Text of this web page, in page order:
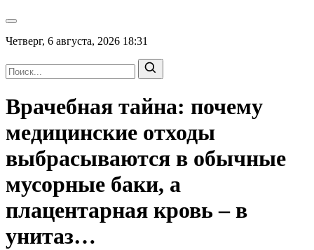
Четверг, 6 августа, 2026 18:31
Врачебная тайна: почему
медицинские отходы
выбрасываются в обычные
мусорные баки, а
плацентарная кровь – в
унитаз…